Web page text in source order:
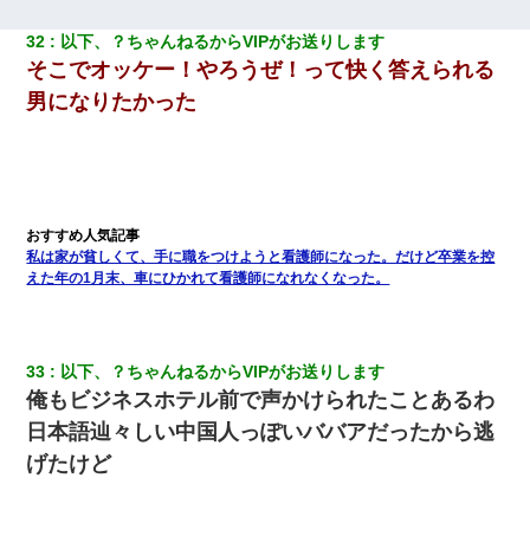
32 以下、？ちゃんねるからVIPがお送りします
そこでオッケー！やろうぜ！って快く答えられる
男になりたかった
私は家が貧しくて、手に職をつけようと看護師になった。だけど卒業を控
えた年の1月末、車にひかれて看護師になれなくなった。
33 以下、？ちゃんねるからVIPがお送りします
俺もビジネスホテル前で声かけられたことあるわ
日本語辿々しい中国人っぽいババアだったから逃
げたけど